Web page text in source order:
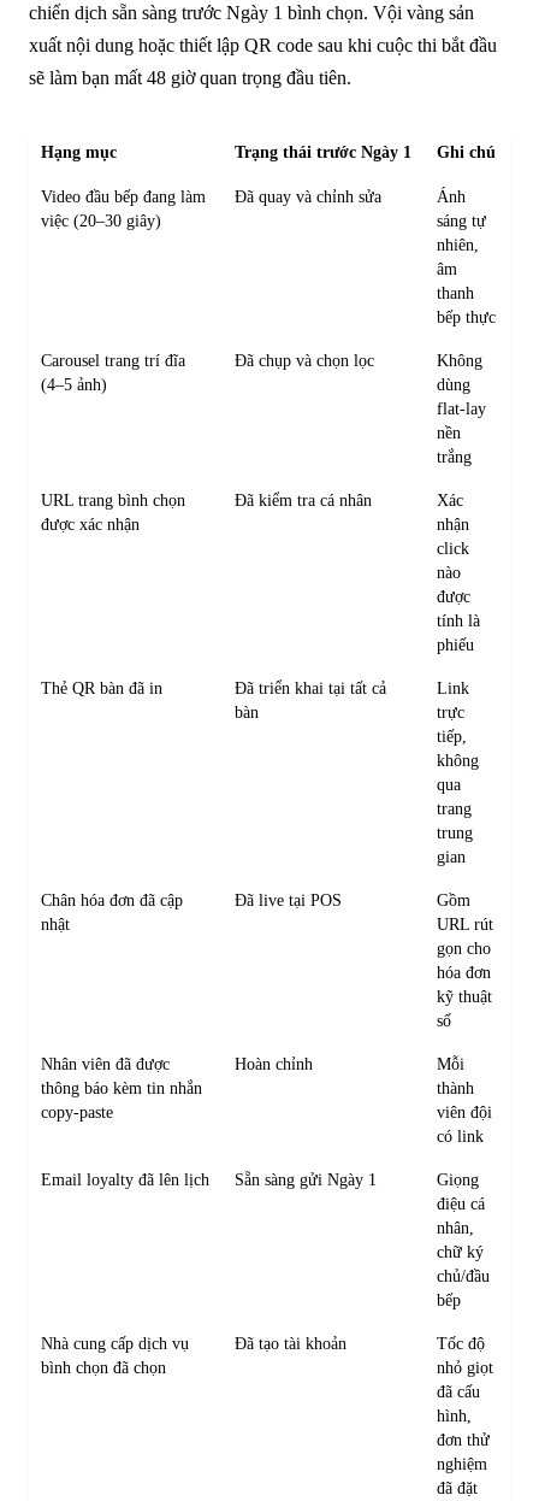
chiến dịch sẵn sàng trước Ngày 1 bình chọn. Vội vàng sản
xuất nội dung hoặc thiết lập QR code sau khi cuộc thi bắt đầu
sẽ làm bạn mất 48 giờ quan trọng đầu tiên.
Hạng mục Trạng thái trước Ngày 1 Ghi chú
Video đầu bếp đang làm
việc (20–30 giây)
Đã quay và chỉnh sửa
Ánh
sáng tự
nhiên,
âm
thanh
bếp thực
Carousel trang trí đĩa
(4–5 ảnh)
Đã chụp và chọn lọc
Không
dùng
flat-lay
nền
trắng
URL trang bình chọn
được xác nhận
Đã kiểm tra cá nhân
Xác
nhận
click
nào
được
tính là
phiếu
Thẻ QR bàn đã in
Đã triển khai tại tất cả
bàn
Link
trực
tiếp,
không
qua
trang
trung
gian
Chân hóa đơn đã cập
nhật
Đã live tại POS
Gồm
URL rút
gọn cho
hóa đơn
kỹ thuật
số
Nhân viên đã được
thông báo kèm tin nhắn
copy-paste
Hoàn chỉnh
Mỗi
thành
viên đội
có link
Email loyalty đã lên lịch Sẵn sàng gửi Ngày 1
Giọng
điệu cá
nhân,
chữ ký
chủ/đầu
bếp
Nhà cung cấp dịch vụ
bình chọn đã chọn
Đã tạo tài khoản
Tốc độ
nhỏ giọt
đã cấu
hình,
đơn thử
nghiệm
đã đặt